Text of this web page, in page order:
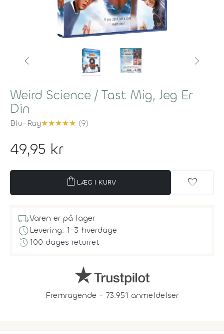
Weird Science / Tast Mig, Jeg Er
Din
Blu-Ray★★★★★ (9)
49,95 kr
shopping_bag LÆG I KURV favorite
local_shippingVaren er på lager
scheduleLevering: 1-3 hverdage
history100 dages returret
Fremragende - 73.951 anmeldelser